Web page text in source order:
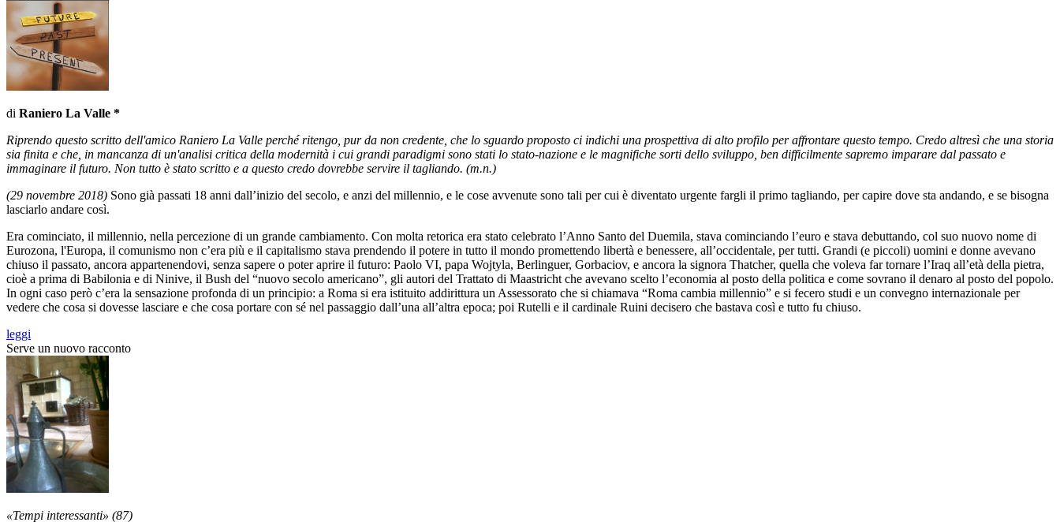
di Raniero La Valle *
Riprendo questo scritto dell'amico Raniero La Valle perché ritengo, pur da non credente, che lo sguardo proposto ci indichi una prospettiva di alto profilo per affrontare questo tempo. Credo altresì che una storia
sia finita e che, in mancanza di un'analisi critica della modernità i cui grandi paradigmi sono stati lo stato-nazione e le magnifiche sorti dello sviluppo, ben difficilmente sapremo imparare dal passato e
immaginare il futuro. Non tutto è stato scritto e a questo credo dovrebbe servire il tagliando. (m.n.)
(29 novembre 2018) Sono già passati 18 anni dall’inizio del secolo, e anzi del millennio, e le cose avvenute sono tali per cui è diventato urgente fargli il primo tagliando, per capire dove sta andando, e se bisogna
lasciarlo andare così.
Era cominciato, il millennio, nella percezione di un grande cambiamento. Con molta retorica era stato celebrato l’Anno Santo del Duemila, stava cominciando l’euro e stava debuttando, col suo nuovo nome di
Eurozona, l'Europa, il comunismo non c’era più e il capitalismo stava prendendo il potere in tutto il mondo promettendo libertà e benessere, all’occidentale, per tutti. Grandi (e piccoli) uomini e donne avevano
chiuso il passato, ancora appartenendovi, senza sapere o poter aprire il futuro: Paolo VI, papa Wojtyla, Berlinguer, Gorbaciov, e ancora la signora Thatcher, quella che voleva far tornare l’Iraq all’età della pietra,
cioè a prima di Babilonia e di Ninive, il Bush del “nuovo secolo americano”, gli autori del Trattato di Maastricht che avevano scelto l’economia al posto della politica e come sovrano il denaro al posto del popolo.
In ogni caso però c’era la sensazione profonda di un principio: a Roma si era istituito addirittura un Assessorato che si chiamava “Roma cambia millennio” e si fecero studi e un convegno internazionale per
vedere che cosa si dovesse lasciare e che cosa portare con sé nel passaggio dall’una all’altra epoca; poi Rutelli e il cardinale Ruini decisero che bastava così e tutto fu chiuso.
leggi
Serve un nuovo racconto
«Tempi interessanti» (87)